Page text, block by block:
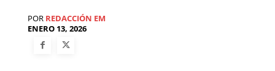
POR REDACCIÓN EM
ENERO 13, 2026